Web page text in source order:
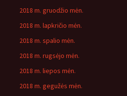
2018 m. gruodžio mėn.
2018 m. lapkričio mėn.
2018 m. spalio mėn.
2018 m. rugsėjo mėn.
2018 m. liepos mėn.
2018 m. gegužės mėn.